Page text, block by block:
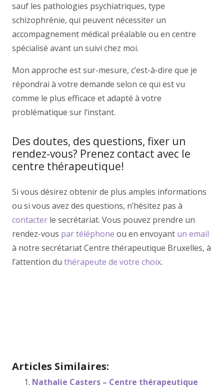
sauf les pathologies psychiatriques, type
schizophrénie, qui peuvent nécessiter un
accompagnement médical préalable ou en centre
spécialisé avant un suivi chez moi.
Mon approche est sur-mesure, c’est-à-dire que je
répondrai à votre demande selon ce qui est vu
comme le plus efficace et adapté à votre
problématique sur l’instant.
Des doutes, des questions, fixer un
rendez-vous? Prenez contact avec le
centre thérapeutique!
Si vous désirez obtenir de plus amples informations
ou si vous avez des questions, n’hésitez pas à
contacter le secrétariat. Vous pouvez prendre un
rendez-vous par téléphone ou en envoyant un email
à notre secrétariat Centre thérapeutique Bruxelles, à
l’attention du thérapeute de votre choix.
Articles Similaires:
Nathalie Casters – Centre thérapeutique